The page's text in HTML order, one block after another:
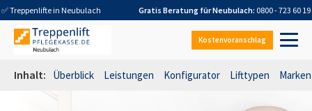
✅ Treppenlifte in Neubulach Gratis Beratung fürNeubulach: 0800 - 723 60 19
Kostenvoranschlag
Inhalt: Überblick Leistungen Konfigurator Lifttypen Marken